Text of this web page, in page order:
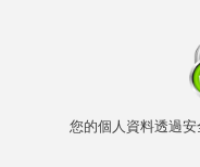
您的個人資料透過安